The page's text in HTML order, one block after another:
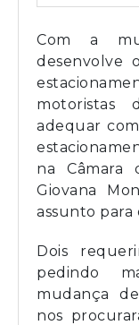
Com a
desenvolve
motoristas
adequar
na Câmara
Giovana
assunto para
Dois
pedindo
mudança
nos